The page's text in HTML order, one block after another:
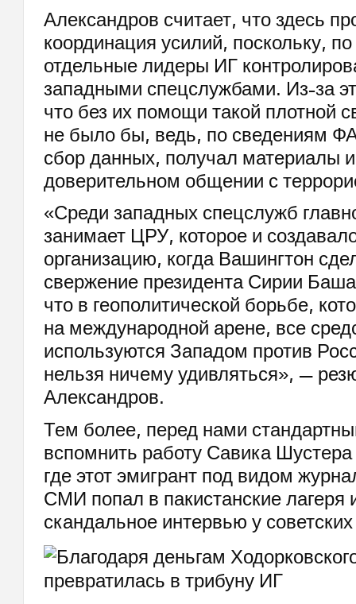
Александров считает, что здесь
координация усилий, поскольку,
отдельные лидеры ИГ
западными спецслужбами. Из-за
что без их помощи такой плотной
не было бы, ведь, по сведениям
сбор данных, получал материалы
доверительном общении с
«Среди западных спецслужб
занимает ЦРУ, которое и
организацию, когда Вашингтон
свержение президента Сирии
что в геополитической борьбе,
на международной арене, все
используются Западом против
нельзя ничему удивляться», —
Александров.
Тем более, перед нами
вспомнить работу Савика
где этот эмигрант под видом
СМИ попал в пакистанские лагеря
скандальное интервью у